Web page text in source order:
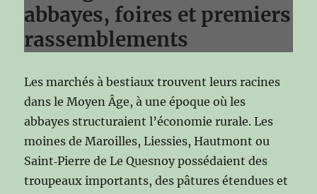
abbayes, foires et premiers
rassemblements
Les marchés à bestiaux trouvent leurs racines
dans le Moyen Âge, à une époque où les
abbayes structuraient l’économie rurale. Les
moines de Maroilles, Liessies, Hautmont ou
Saint‑Pierre de Le Quesnoy possédaient des
troupeaux importants, des pâtures étendues et